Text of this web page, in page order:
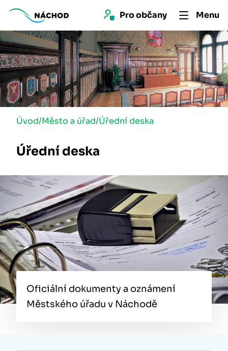
Pro občany Menu
Úvod/Město a úřad/Úřední deska
Úřední deska
Oficiální dokumenty a oznámení
Městského úřadu v Náchodě